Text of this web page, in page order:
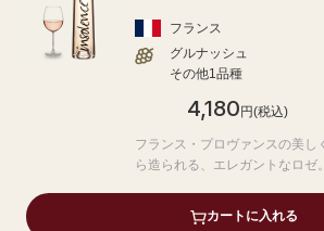
フランス
グルナッシュ
その他1品種
4,180 円(税込)
フランス・プロヴァンスの美し
ら造られる、エレガントなロゼ。
繊細な果実味とバランスの取れ
カートに入れる